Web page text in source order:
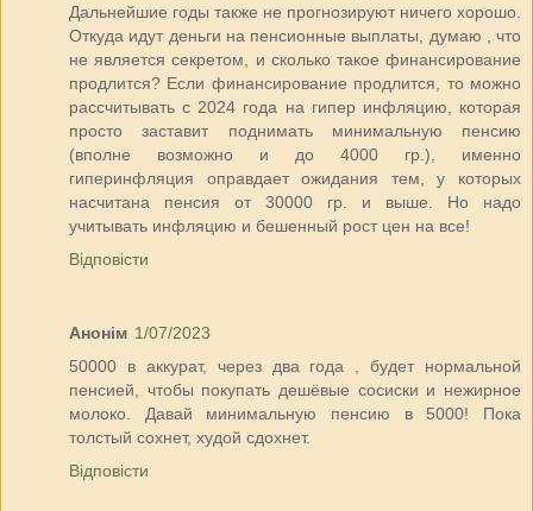
Дальнейшие годы также не прогнозируют ничего хорошо.
Откуда идут деньги на пенсионные выплаты, думаю , что
не является секретом, и сколько такое финансирование
продлится? Если финансирование продлится, то можно
рассчитывать с 2024 года на гипер инфляцию, которая
просто заставит поднимать минимальную пенсию
(вполне возможно и до 4000 гр.), именно
гиперинфляция оправдает ожидания тем, у которых
насчитана пенсия от 30000 гр. и выше. Но надо
учитывать инфляцию и бешенный рост цен на все!
Відповісти
Анонім 1/07/2023
50000 в аккурат, через два года , будет нормальной
пенсией, чтобы покупать дешёвые сосиски и нежирное
молоко. Давай минимальную пенсию в 5000! Пока
толстый сохнет, худой сдохнет.
Відповісти